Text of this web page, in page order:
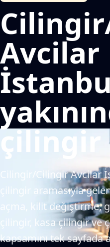
Avcilar
çilingir
Cilingir/Cilingir Avcilar
çilingir aramasıyla
açma, kilit değiştirme,
çilingir, kasa çilingir ve
kapsamını tek sayfada